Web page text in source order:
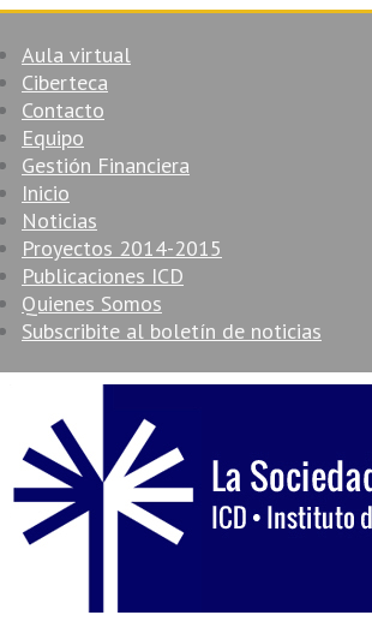
Aula virtual
Ciberteca
Contacto
Equipo
Gestión Financiera
Inicio
Noticias
Proyectos 2014-2015
Publicaciones ICD
Quienes Somos
Subscribite al boletín de noticias